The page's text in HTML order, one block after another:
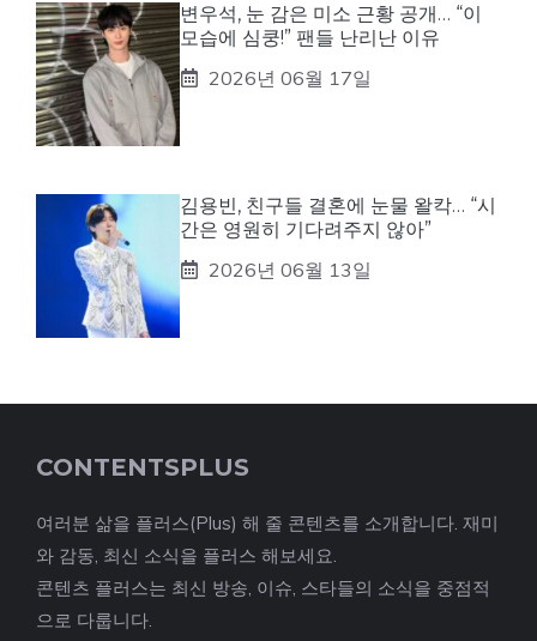
변우석, 눈 감은 미소 근황 공개… “이
모습에 심쿵!” 팬들 난리난 이유
2026년 06월 17일
김용빈, 친구들 결혼에 눈물 왈칵… “시
간은 영원히 기다려주지 않아”
2026년 06월 13일
CONTENTSPLUS
여러분 삶을 플러스(Plus) 해 줄 콘텐츠를 소개합니다. 재미
와 감동, 최신 소식을 플러스 해보세요.
콘텐츠 플러스는 최신 방송, 이슈, 스타들의 소식을 중점적
으로 다룹니다.